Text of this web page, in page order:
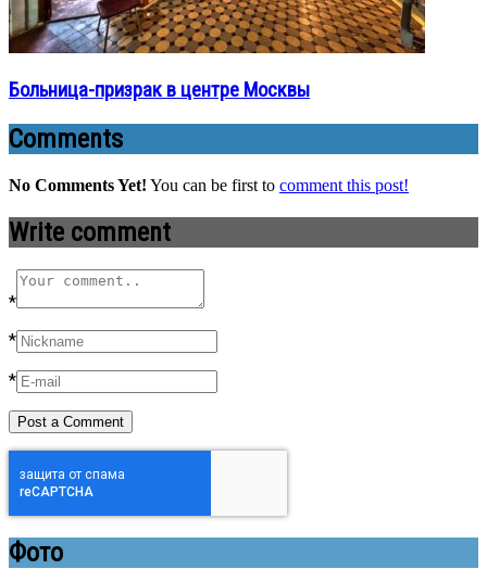
Больница-призрак в центре Москвы
Comments
No Comments Yet! You can be first to comment this post!
Write comment
*
*
*
Фото